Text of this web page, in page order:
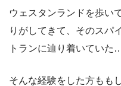
ウェスタンランドを歩い
りがしてきて、そのスパ
トランに辿り着いていた
そんな経験をした方もも